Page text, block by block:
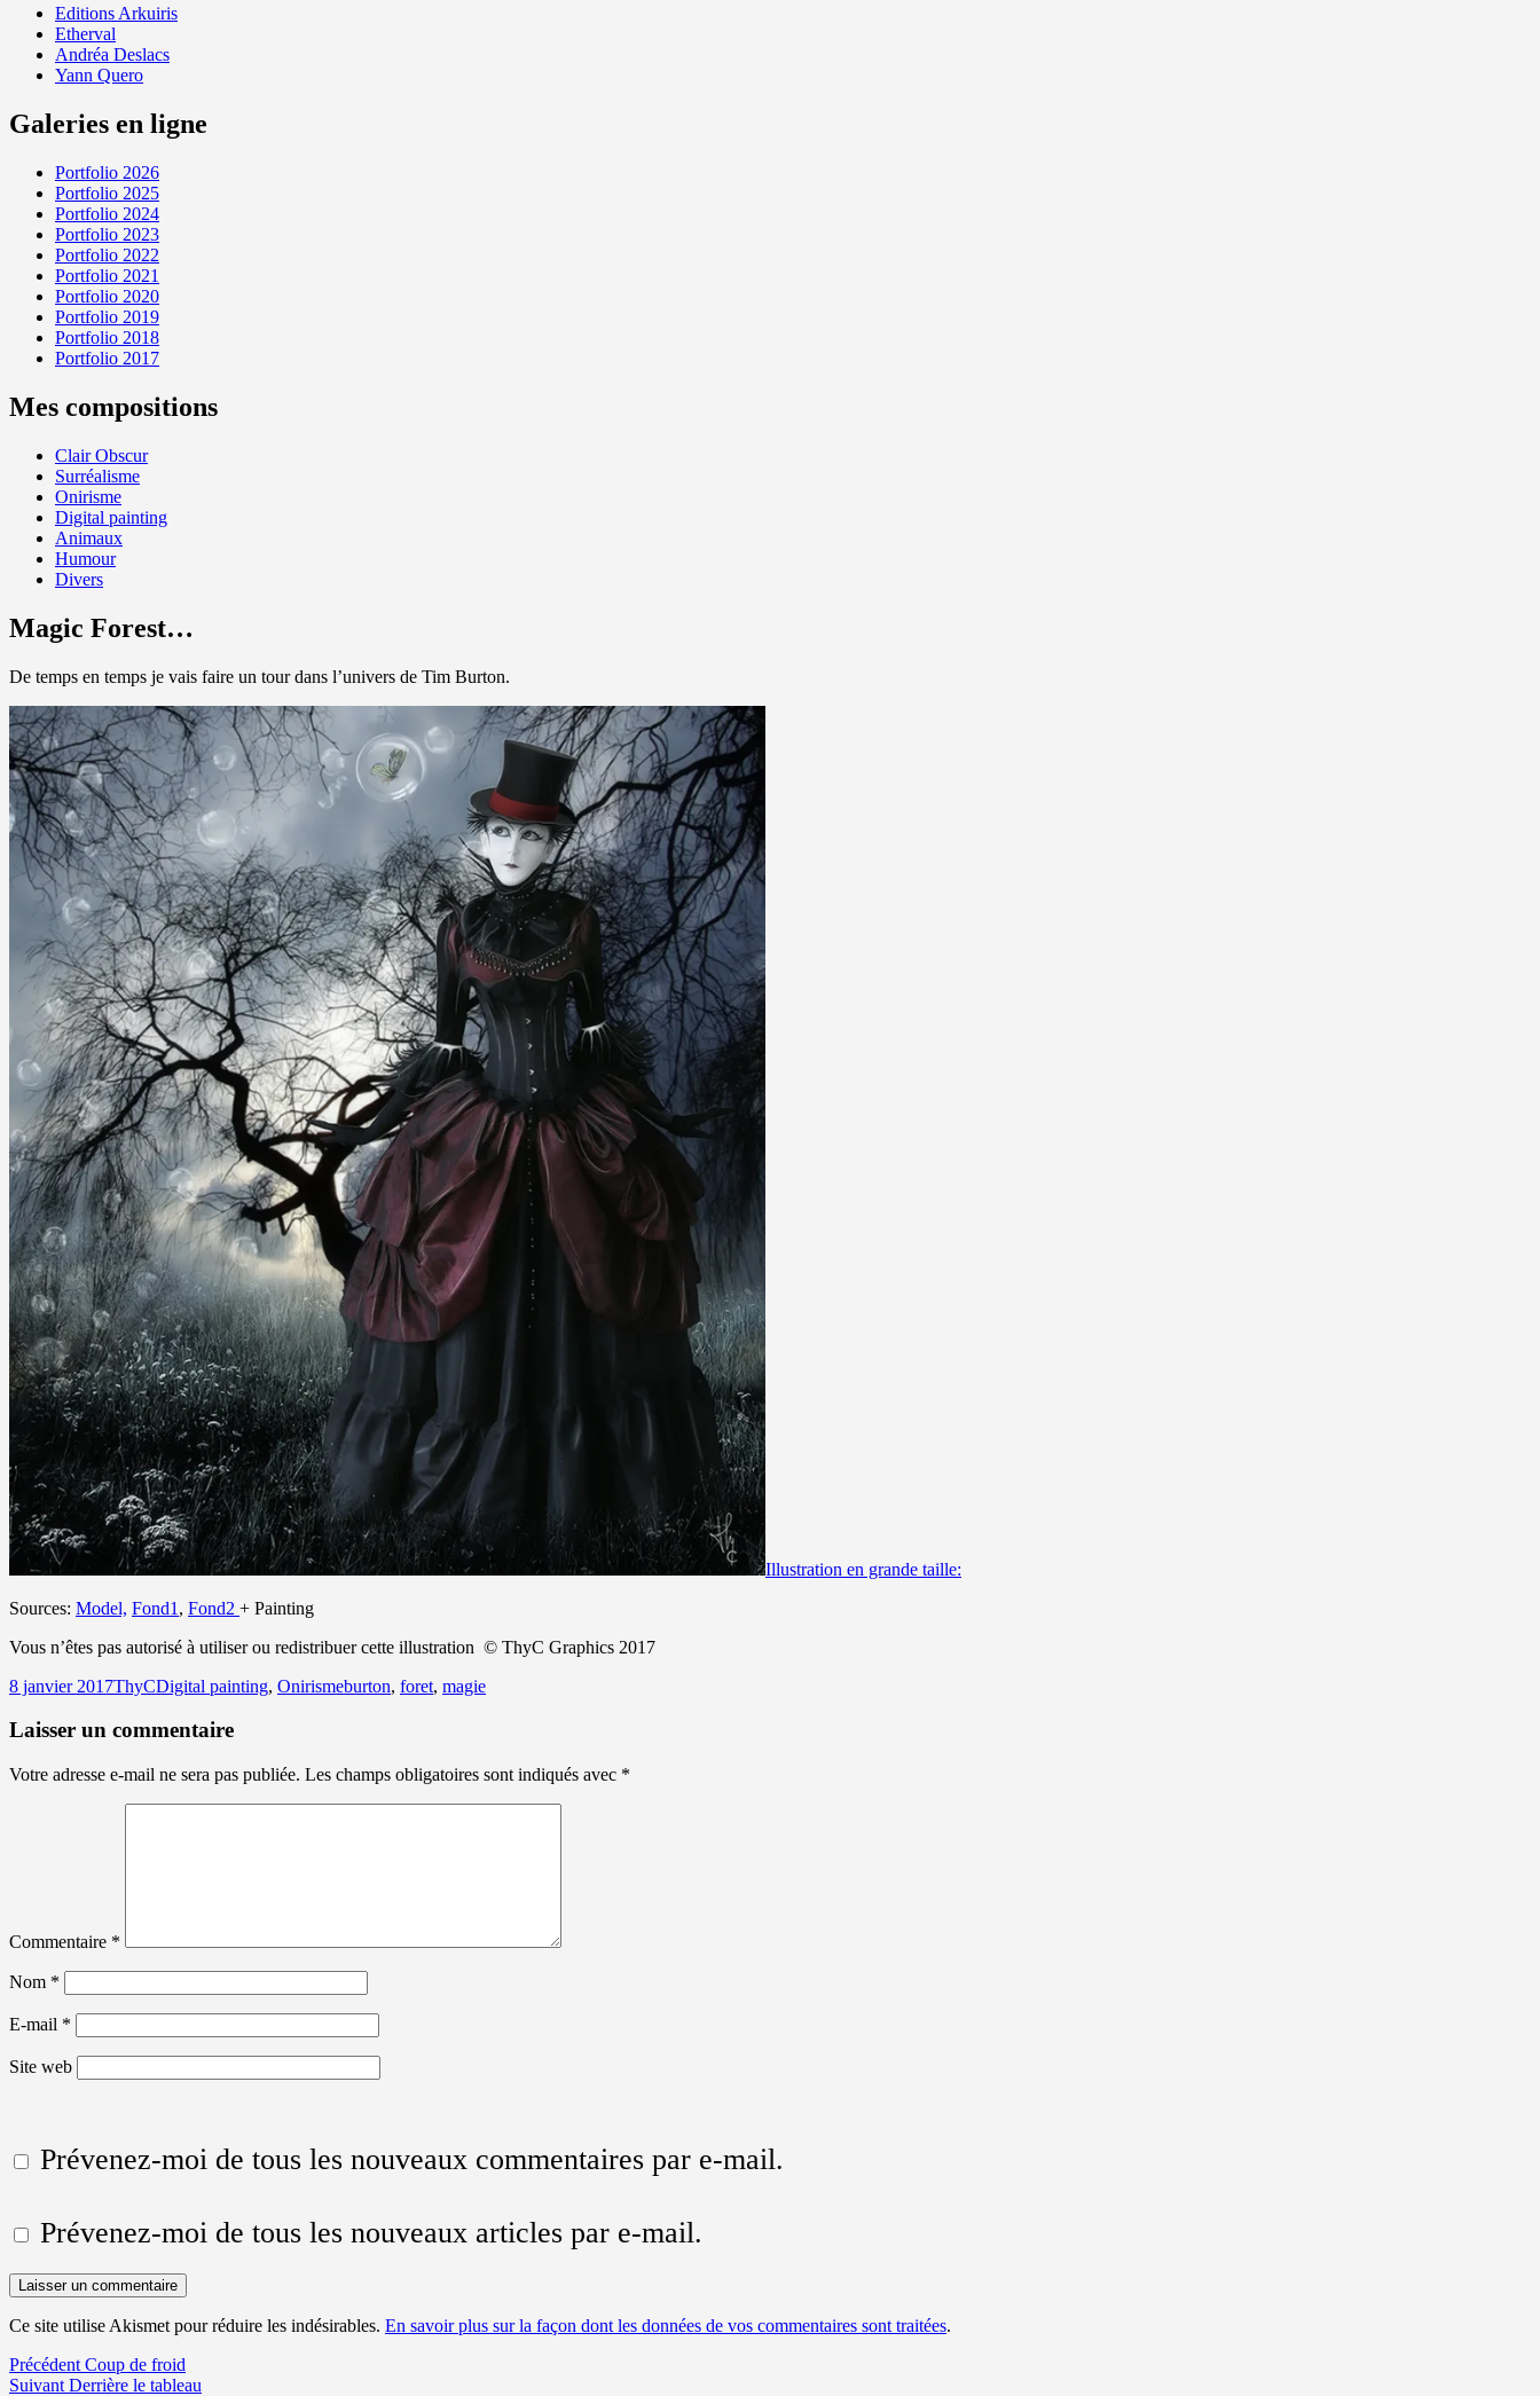
Editions Arkuiris
Etherval
Andréa Deslacs
Yann Quero
Galeries en ligne
Portfolio 2026
Portfolio 2025
Portfolio 2024
Portfolio 2023
Portfolio 2022
Portfolio 2021
Portfolio 2020
Portfolio 2019
Portfolio 2018
Portfolio 2017
Mes compositions
Clair Obscur
Surréalisme
Onirisme
Digital painting
Animaux
Humour
Divers
Magic Forest…
De temps en temps je vais faire un tour dans l’univers de Tim Burton.
Illustration en grande taille:
Sources: Model, Fond1 , Fond2 + Painting
Vous n’êtes pas autorisé à utiliser ou redistribuer cette illustration © ThyC Graphics 2017
Publié
8 janvier 2017Auteur
ThyCCatégories
Digital painting, OnirismeMots-
burton, foret, magie
Laisser un commentaire
Votre adresse e-mail ne sera pas publiée. Les champs obligatoires sont indiqués avec *
Commentaire *
Nom *
E-mail *
Site web
Prévenez-moi de tous les nouveaux commentaires par e-mail.
Prévenez-moi de tous les nouveaux articles par e-mail.
Ce site utilise Akismet pour réduire les indésirables. En savoir plus sur la façon dont les données de vos commentaires sont traitées.
Navigation
Précédent Article
précédent :
Coup de froid
Suivant Article
Derrière le tableau